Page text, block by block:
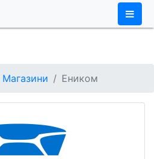
×
Магазини Eником